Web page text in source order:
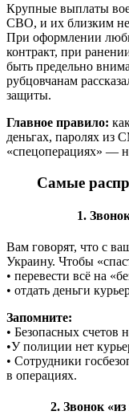
Крупные выплаты
СВО, и их близким не
При оформлении
контракт, при
быть предельно
рубцовчанам
защиты.
Главное правило:
деньгах, паролях из
«спецоперациях» —
Самые
1.
Вам говорят, что с
Украину. Чтобы
• перевести всё на
• отдать деньги
Запомните:
• Безопасных счетов
•У полиции нет
• Сотрудники
в операциях.
2. Звонок